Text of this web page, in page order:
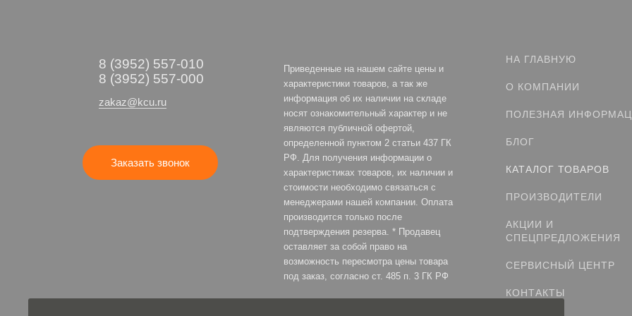
8 (3952) 557-010
8 (3952) 557-000
zakaz@kcu.ru
Заказать звонок
Приведенные на нашем сайте цены и
характеристики товаров, а так же
информация об их наличии на складе
носят ознакомительный характер и не
являются публичной офертой,
определенной пунктом 2 статьи 437 ГК
РФ. Для получения информации о
характеристиках товаров, их наличии и
стоимости необходимо связаться с
менеджерами нашей компании. Оплата
производится только после
подтверждения резерва. * Продавец
оставляет за собой право на
возможность пересмотра цены товара
под заказ, согласно ст. 485 п. 3 ГК РФ
НА ГЛАВНУЮ
О КОМПАНИИ
ПОЛЕЗНАЯ
БЛОГ
КАТАЛОГ ТОВАРОВ
ПРОИЗВОДИТЕЛИ
АКЦИИ И
СПЕЦПРЕДЛОЖЕНИЯ
СЕРВИСНЫЙ ЦЕНТР
КОНТАКТЫ